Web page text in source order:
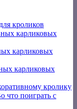
кроликов
карликовых
карликовых
карликовых
кролику
что поиграть с